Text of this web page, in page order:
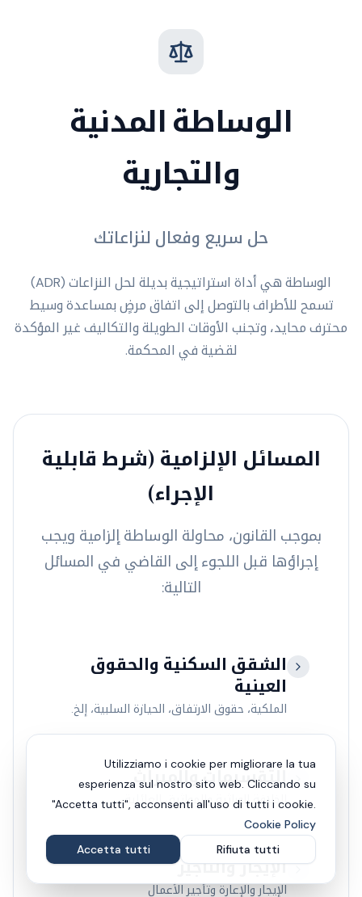
الوساطة المدنية
والتجارية
حل سريع وفعال لنزاعاتك
الوساطة هي أداة استراتيجية بديلة لحل النزاعات (ADR)
تسمح للأطراف بالتوصل إلى اتفاق مرضٍ بمساعدة وسيط
محترف محايد، وتجنب الأوقات الطويلة والتكاليف غير المؤكدة
لقضية في المحكمة.
المسائل الإلزامية (شرط قابلية
الإجراء)
بموجب القانون، محاولة الوساطة إلزامية ويجب
إجراؤها قبل اللجوء إلى القاضي في المسائل
التالية:
الشقق السكنية والحقوق
العينية
الملكية، حقوق الارتفاق، الحيازة السلبية، إلخ.
التقسيمات والميراث
الخلافة الوراثية والمواثيق العائلية
الإيجار والتأجير
الإيجار والإعارة وتأجير الأعمال
Utilizziamo i cookie per migliorare la tua
esperienza sul nostro sito web. Cliccando su
"Accetta tutti", acconsenti all'uso di tutti i cookie.
Cookie Policy
Rifiuta tutti
Accetta tutti